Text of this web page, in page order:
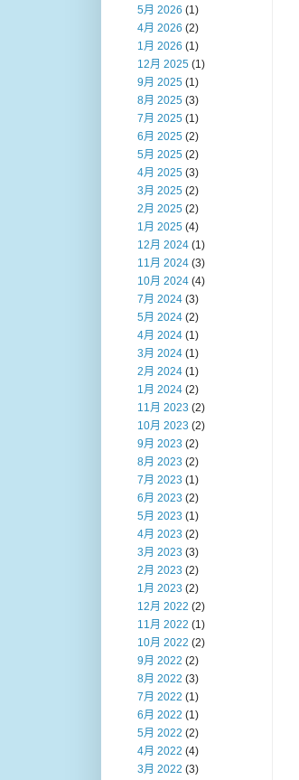
5月 2026 (1)
4月 2026 (2)
1月 2026 (1)
12月 2025 (1)
9月 2025 (1)
8月 2025 (3)
7月 2025 (1)
6月 2025 (2)
5月 2025 (2)
4月 2025 (3)
3月 2025 (2)
2月 2025 (2)
1月 2025 (4)
12月 2024 (1)
11月 2024 (3)
10月 2024 (4)
7月 2024 (3)
5月 2024 (2)
4月 2024 (1)
3月 2024 (1)
2月 2024 (1)
1月 2024 (2)
11月 2023 (2)
10月 2023 (2)
9月 2023 (2)
8月 2023 (2)
7月 2023 (1)
6月 2023 (2)
5月 2023 (1)
4月 2023 (2)
3月 2023 (3)
2月 2023 (2)
1月 2023 (2)
12月 2022 (2)
11月 2022 (1)
10月 2022 (2)
9月 2022 (2)
8月 2022 (3)
7月 2022 (1)
6月 2022 (1)
5月 2022 (2)
4月 2022 (4)
3月 2022 (3)